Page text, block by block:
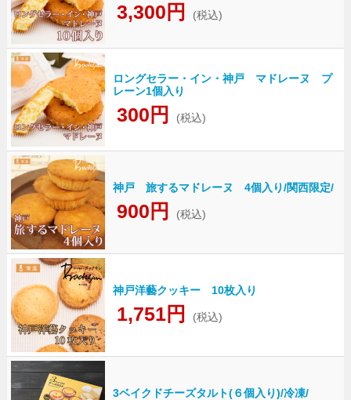
3,300円 (税込)
ロングセラー・イン・神戸 マドレーヌ プ
レーン1個入り
300円 (税込)
神戸 旅するマドレーヌ 4個入り/関西限定/
900円 (税込)
神戸洋藝クッキー 10枚入り
1,751円 (税込)
3ベイクドチーズタルト(６個入り)/冷凍/